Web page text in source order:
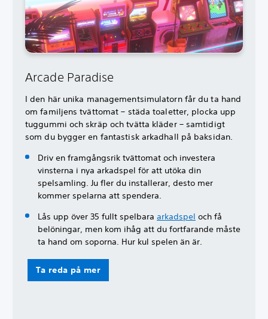
Arcade Paradise
I den här unika managementsimulatorn får du ta hand
om familjens tvättomat – städa toaletter, plocka upp
tuggummi och skräp och tvätta kläder – samtidigt
som du bygger en fantastisk arkadhall på baksidan.
Driv en framgångsrik tvättomat och investera
vinsterna i nya arkadspel för att utöka din
spelsamling. Ju fler du installerar, desto mer
kommer spelarna att spendera.
Lås upp över 35 fullt spelbara arkadspel och få
belöningar, men kom ihåg att du fortfarande måste
ta hand om soporna. Hur kul spelen än är.
Ta reda på mer